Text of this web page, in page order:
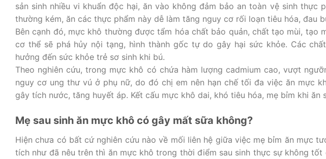
sản sinh nhiều vi khuẩn độc hại, ăn vào không đảm bảo an toàn vệ sinh thực
thường kém, ăn các thực phẩm này dễ làm tăng nguy cơ rối loạn tiêu hóa, đau
Bên cạnh đó, mực khô thường được tẩm hóa chất bảo quản, chất tạo mùi, tạo
cơ thể sẽ phá hủy nội tạng, hình thành gốc tự do gây hại sức khỏe. Các
hưởng đến sức khỏe trẻ sơ sinh khi bú.
Theo nghiên cứu, trong mực khô có chứa hàm lượng cadmium cao, vượt
nguy cơ ung thư vú ở phụ nữ, do đó chị em nên hạn chế tối đa việc ăn mực
gây tích nước, tăng huyết áp. Kết cấu mực khô dai, khó tiêu hóa, mẹ bỉm khi ăn
Mẹ sau sinh ăn mực khô có gây mất sữa không?
Hiện chưa có bất cứ nghiên cứu nào về mối liên hệ giữa việc mẹ bỉm ăn mực
tích như đã nêu trên thì ăn mực khô trong thời điểm sau sinh thực sự không